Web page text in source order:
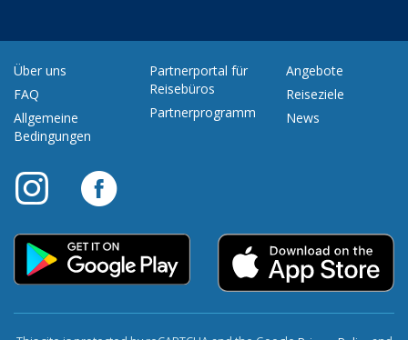
Über uns
FAQ
Allgemeine
Bedingungen
Partnerportal für
Reisebüros
Partnerprogramm
Angebote
Reiseziele
News